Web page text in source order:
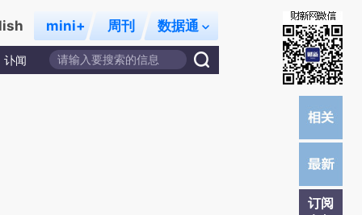
mini+ 周刊 数据通
讣闻
订阅